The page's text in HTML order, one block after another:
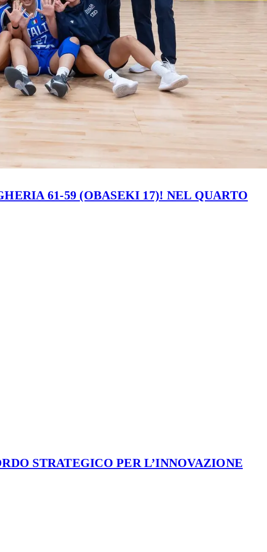
61-59 (OBASEKI 17)! NEL QUARTO
STRATEGICO PER L’INNOVAZIONE